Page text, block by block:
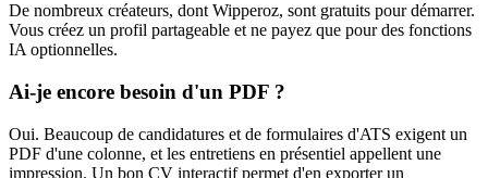
De nombreux créateurs, dont Wipperoz, sont gratuits pour démarrer.
Vous créez un profil partageable et ne payez que pour des fonctions
IA optionnelles.
Ai-je encore besoin d'un PDF ?
Oui. Beaucoup de candidatures et de formulaires d'ATS exigent un
PDF d'une colonne, et les entretiens en présentiel appellent une
impression. Un bon CV interactif permet d'en exporter un